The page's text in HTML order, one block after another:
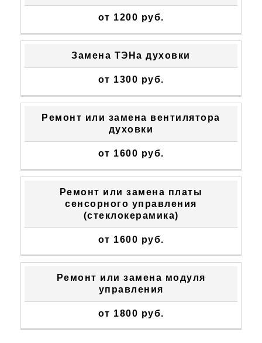
от 1200 руб.
Замена ТЭНа духовки
от 1300 руб.
Ремонт или замена вентилятора
духовки
от 1600 руб.
Ремонт или замена платы
сенсорного управления
(стеклокерамика)
от 1600 руб.
Ремонт или замена модуля
управления
от 1800 руб.